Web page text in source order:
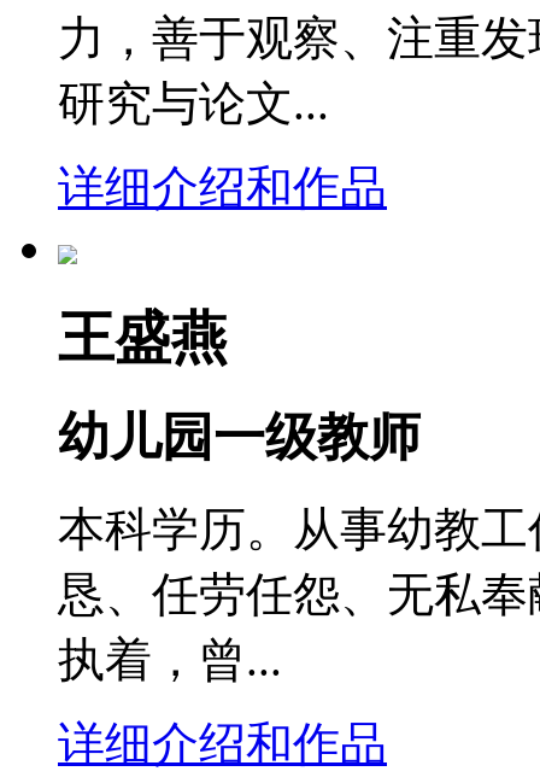
力，善于观察、注重
研究与论文...
详细介绍和作品
王盛燕
幼儿园一级教师
本科学历。从事幼教
恳、任劳任怨、无私
执着，曾...
详细介绍和作品